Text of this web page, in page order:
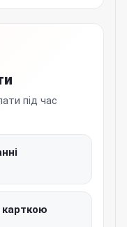
під час